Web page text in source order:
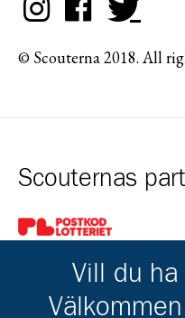
© Scouterna 2018. All
Scouternas
Gå till pl_50
Vill du ha